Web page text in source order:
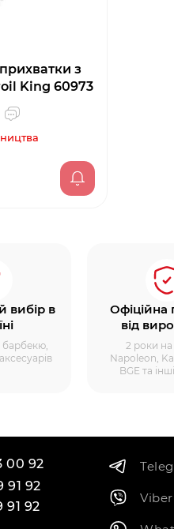
з
King 60973
вибір в
барбекю,
Офіційна
від
2 роки на
Napoleon,
BGE та
00 92
91 92
91 92
Viber